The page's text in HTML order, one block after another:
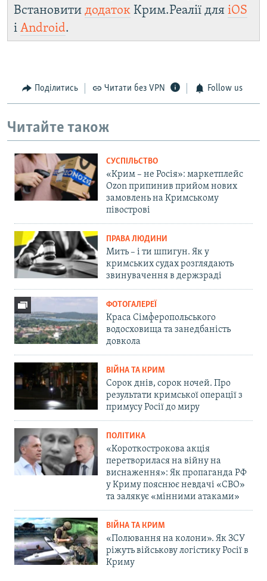
Встановити додаток Крим.Реалії для iOS
і Android.
Поділитись Читати без VPN Follow us
Читайте також
СУСПІЛЬСТВО
«Крим – не Росія»: маркетплейс
Ozon припинив прийом нових
замовлень на Кримському
півострові
ПРАВА ЛЮДИНИ
Мить – і ти шпигун. Як у
кримських судах розглядають
звинувачення в держзраді
ФОТОГАЛЕРЕЇ
Краса Сімферопольського
водосховища та занедбаність
довкола
ВІЙНА ТА КРИМ
Сорок днів, сорок ночей. Про
результати кримської операції з
примусу Росії до миру
ПОЛІТИКА
«Короткострокова акція
перетворилася на війну на
виснаження»: Як пропаганда РФ
у Криму пояснює невдачі «СВО»
та залякує «мінними атаками»
ВІЙНА ТА КРИМ
«Полювання на колони». Як ЗСУ
ріжуть військову логістику Росії в
Криму